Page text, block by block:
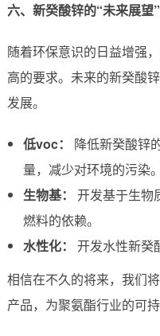
六、新癸酸锌的“未来展望
随着环保意识的日益增强
高的要求。未来的新癸酸
发展。
低voc：
降低新癸酸锌
量，减少对环境的污染。
生物基：
开发基于生物
燃料的依赖。
水性化：
开发水性新癸
相信在不久的将来，我们
产品，为聚氨酯行业的可